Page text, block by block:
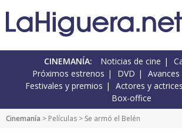
CINEMANÍA: Noticias de cine
Próximos estrenos
DVD Avances
Festivales y premios
Actores y actrices
Box-office
Cinemanía > Películas > Se armó el Belén